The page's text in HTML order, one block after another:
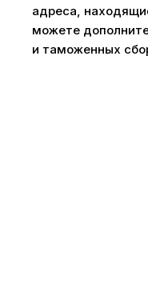
адреса,
можете
и таможенных